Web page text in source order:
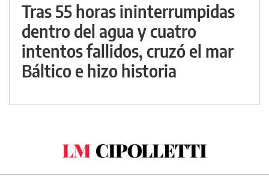
Tras 55 horas ininterrumpidas
dentro del agua y cuatro
intentos fallidos, cruzó el mar
Báltico e hizo historia